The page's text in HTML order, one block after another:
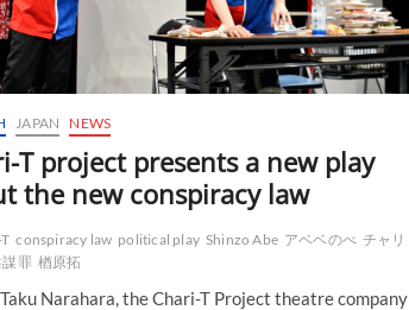
JAPAN NEWS
T project presents a new play
the new conspiracy law
conspiracy law political play Shinzo Abe アベベのべ チャリ
罪 楢原拓
Narahara, the Chari-T Project theatre company